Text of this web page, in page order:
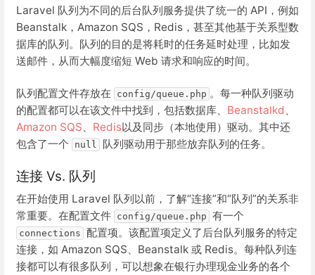
Laravel 队列为不同的后台队列服务提供了统一的 API，例如
Beanstalk，Amazon SQS，Redis，甚至其他基于关系型数
据库的队列。队列的目的是将耗时的任务延时处理，比如发
送邮件，从而大幅度缩短 Web 请求和响应的时间。
队列配置文件存放在 config/queue.php 。每一种队列驱动
的配置都可以在该文件中找到，包括数据库、 Beanstalkd
Amazon SQS
Redis以及同步（本地使用）驱动。其中还
包含了一个
null 队列驱动用于那些放弃队列的任务。
连接 Vs. 队列
在开始使用 Laravel 队列以前，了解“连接”和“队列”的关系非
常重要。在配置文件 config/queue.php 有一个
connections 配置项。该配置项定义了后台队列服务的特定
连接，如 Amazon SQS、Beanstalk 或 Redis。每种队列连
接都可以有很多队列，可以想象在银行办理现金业务的各个